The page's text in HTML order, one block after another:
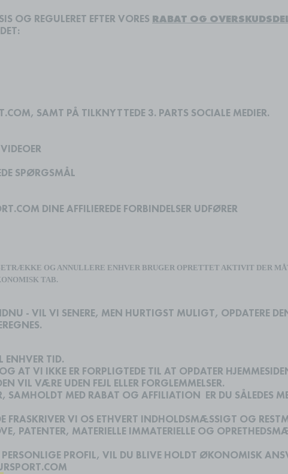
OG REGULERET EFTER VORES RABAT OG
SAMT PÅ TILKNYTTEDE 3. PARTS SOCIALE MEDIER.
SPØRGSMÅL
DINE AFFILIEREDE FORBINDELSER UDFØRER
OG ANNULLERE ENHVER BRUGER OPRETTET AKTIVIT DER
TAB.
- VIL VI SENERE, MEN HURTIGST MULIGT, OPDATERE
ENHVER TID.
VI IKKE ER FORPLIGTEDE TIL AT OPDATER
VIL VÆRE UDEN FEJL ELLER FORGLEMMELSER.
SAMHOLDT MED RABAT OG AFFILIATION ER DU SÅLEDES
FRASKRIVER VI OS ETHVERT INDHOLDSMÆSSIGT OG
PATENTER, MATERIELLE IMMATERIELLE OG
PROFIL, VIL DU BLIVE HOLDT ØKONOMISK